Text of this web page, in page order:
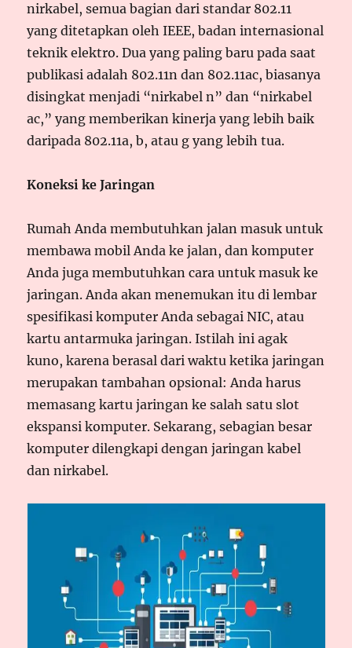
nirkabel, semua bagian dari standar 802.11
yang ditetapkan oleh IEEE, badan internasional
teknik elektro. Dua yang paling baru pada saat
publikasi adalah 802.11n dan 802.11ac, biasanya
disingkat menjadi “nirkabel n” dan “nirkabel
ac,” yang memberikan kinerja yang lebih baik
daripada 802.11a, b, atau g yang lebih tua.
Koneksi ke Jaringan
Rumah Anda membutuhkan jalan masuk untuk
membawa mobil Anda ke jalan, dan komputer
Anda juga membutuhkan cara untuk masuk ke
jaringan. Anda akan menemukan itu di lembar
spesifikasi komputer Anda sebagai NIC, atau
kartu antarmuka jaringan. Istilah ini agak
kuno, karena berasal dari waktu ketika jaringan
merupakan tambahan opsional: Anda harus
memasang kartu jaringan ke salah satu slot
ekspansi komputer. Sekarang, sebagian besar
komputer dilengkapi dengan jaringan kabel
dan nirkabel.